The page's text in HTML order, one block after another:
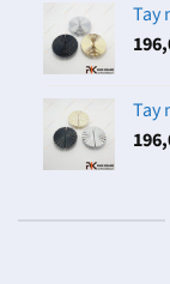
Tay
Tay